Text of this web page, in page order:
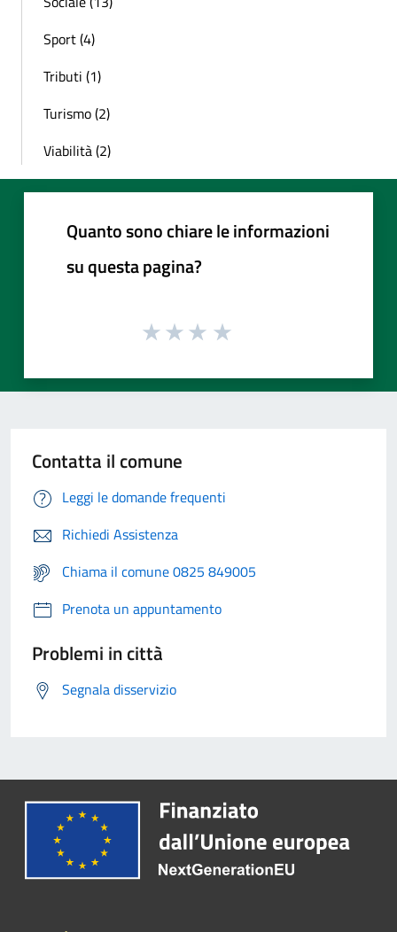
Sport (4)
Tributi (1)
Turismo (2)
Viabilità (2)
Quanto sono chiare le informazioni
su questa pagina?
Contatta il comune
Leggi le domande frequenti
Richiedi Assistenza
Chiama il comune 0825 849005
Prenota un appuntamento
Problemi in città
Segnala disservizio